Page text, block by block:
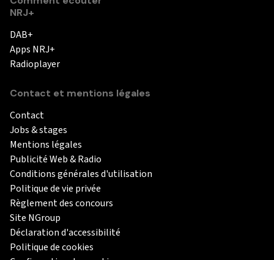
NRJ+
DAB+
Apps NRJ+
Radioplayer
Contact et mentions légales
Contact
Jobs & stages
Mentions légales
Publicité Web & Radio
Conditions générales d'utilisation
Politique de vie privée
Règlement des concours
Site NGroup
Déclaration d'accessibilité
Politique de cookies